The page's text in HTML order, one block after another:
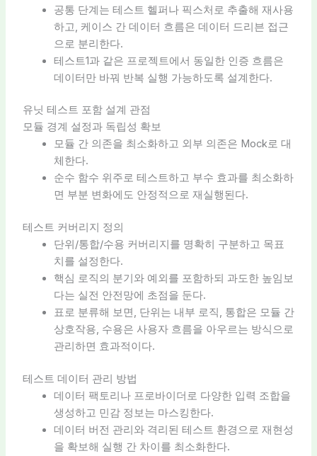
공통 단계는 테스트 헬퍼나 픽스처로 추출해 재사용
하고, 케이스 간 데이터 흐름은 데이터 드리븐 접근
으로 분리한다.
테스트1과 같은 프로젝트에서 동일한 인증 흐름은
데이터만 바꿔 반복 실행 가능하도록 설계한다.
유닛 테스트 포함 설계 관점
모듈 경계 설정과 독립성 확보
모듈 간 의존을 최소화하고 외부 의존은 Mock로 대
체한다.
순수 함수 위주로 테스트하고 부수 효과를 최소화하
면 부분 변화에도 안정적으로 재실행된다.
테스트 커버리지 정의
단위/통합/수용 커버리지를 명확히 구분하고 목표
치를 설정한다.
핵심 로직의 분기와 예외를 포함하되 과도한 높임보
다는 실전 안전망에 초점을 둔다.
표로 분류해 보면, 단위는 내부 로직, 통합은 모듈 간
상호작용, 수용은 사용자 흐름을 아우르는 방식으로
관리하면 효과적이다.
테스트 데이터 관리 방법
데이터 팩토리나 프로바이더로 다양한 입력 조합을
생성하고 민감 정보는 마스킹한다.
데이터 버전 관리와 격리된 테스트 환경으로 재현성
을 확보해 실행 간 차이를 최소화한다.